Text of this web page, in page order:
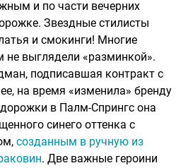
и по части вечерних
Звездные стилисты
и смокинги! Многие
не выглядели «разминкой».
подписавшая контракт с
на время «изменила» бренду
в Палм-Спрингс она
синего оттенка с
созданным в ручную из
. Две важные героини